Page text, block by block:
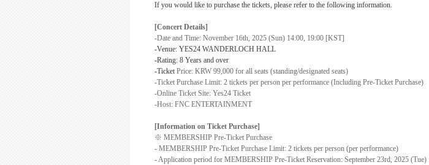
If you would like to purchase the tickets, please refer to the following information.
[Concert Details]
-Date and Time: November 16th, 2025 (Sun) 14:00, 19:00 [KST]
-Venue: YES24 WANDERLOCH HALL
-Rating: 8 Years and over
-Ticket Price: KRW 99,000 for all seats (standing/designated seats)
-Ticket Purchase Limit: 2 tickets per person per performance (Including Pre-Ticket Purchase)
-Online Ticket Site: Yes24 Ticket
-Host: FNC ENTERTAINMENT
[Information on Ticket Purchase]
※ MEMBERSHIP Pre-Ticket Purchase
- MEMBERSHIP Pre-Ticket Purchase Limit: 2 tickets per person (per performance)
- Application period for MEMBERSHIP Pre-Ticket Reservation: September 23rd, 2025